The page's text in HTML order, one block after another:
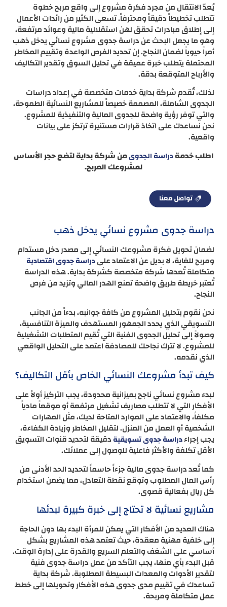
يُعدّ الانتقال من مجرد فكرة مشروع إلى واقع مربح خطوة
تتطلب تخطيطاً دقيقاً ومحترفاً. تسعى الكثير من رائدات الأعمال
إلى إطلاق مبادرات تحقق لهن استقلالية مالية وعوائد مرتفعة،
وهو ما يجعل البحث عن دراسة جدوى مشروع نسائي يدخل ذهب
أمراً حيوياً لضمان النجاح. إن تحديد الفرص الواعدة وتقييم المخاطر
المحتملة يتطلب خبرة عميقة في تحليل السوق وتقدير التكاليف
والأرباح المتوقعة بدقة.
لذلك، تُقدم شركة بداية خدمات متخصصة في إعداد دراسات
الجدوى الشاملة، المصممة خصيصاً للمشاريع النسائية الطموحة،
والتي توفر رؤية واضحة للجدوى المالية والتنفيذية للمشروع.
نحن نساعدك على اتخاذ قرارات مستنيرة ترتكز على بيانات
واقعية.
اطلب خدمةدراسة الجدوىمن شركة بداية لتضع حجر الأساس
لمشروعك المربح.
دراسة جدوى مشروع نسائي يدخل ذهب
لضمان تحويل فكرة مشروعك النسائي إلى مصدر دخل مستدام
ومربح للغاية، لا بديل عن الاعتماد علىدراسة جدوى اقتصادية
متكاملة تُعدها شركة متخصصة كشركة بداية. هذه الدراسة
تُعتبر خريطة طريق واضحة تمنع الهدر المالي وتزيد من فرص
النجاح.
نحن نقوم بتحليل المشروع من كافة جوانبه، بدءاً من الجانب
التسويقي الذي يحدد الجمهور المستهدف والميزة التنافسية،
وصولاً إلى تحليل الجدوى الفنية التي تُقيم المتطلبات التشغيلية
للمشروع. لا تترك نجاحك للمصادفة اعتمد على التحليل الواقعي
الذي نقدمه.
كيف تبدأ مشروعك النسائي الخاص بأقل التكاليف؟
لبدء مشروع نسائي ناجح بميزانية محدودة، يجب التركيز أولاً على
الأفكار التي لا تتطلب مصاريف تشغيل مرتفعة أو موقعاً مادياً
مكلفاً، والاعتماد على الموارد المتاحة لديك، مثل المهارات
الشخصية أو العمل من المنزل. لتقليل المخاطر وزيادة الكفاءة،
يجب إجراءدراسة جدوى تسويقيةدقيقة لتحديد قنوات التسويق
الأقل تكلفة والأكثر فاعلية للوصول إلى عملائك.
كما تُعد دراسة جدوى مالية جزءاً حاسماً لتحديد الحد الأدنى من
رأس المال المطلوب وتوقع نقطة التعادل، مما يضمن استخدام
كل ريال بفعالية قصوى.
مشاريع نسائية لا تحتاج إلى خبرة كبيرة لبدئها
هناك العديد من الأفكار التي يمكن للمرأة البدء بها دون الحاجة
إلى خلفية مهنية معقدة، حيث تعتمد هذه المشاريع بشكل
أساسي على الشغف والتعلم السريع والقدرة على إدارة الوقت.
قبل البدء بأي منها، يجب التأكد من عمل دراسة جدوى فنية
لتقدير الأدوات والمعدات البسيطة المطلوبة. شركة بداية
تساعدك في تقييم مدى جدوى هذه الأفكار وتحويلها إلى خطط
عمل متكاملة ومربحة.